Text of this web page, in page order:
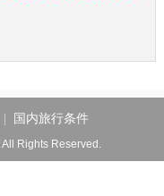
国内旅行条件
Rights Reserved.